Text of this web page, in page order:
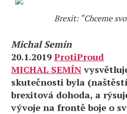
Brexit: “Chceme
Michal Semín
20.1.2019ProtiProud
MICHAL SEMÍN
skutečnosti byla
brexitová dohoda, a
vývoje na frontě boje o